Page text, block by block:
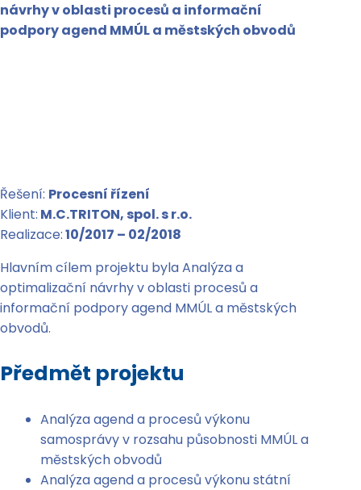
návrhy v oblasti procesů a informační
podpory agend MMÚL a městských obvodů
Řešení: Procesní řízení
Klient: M.C.TRITON, spol. s r.o.
Realizace:10/2017 – 02/2018
Hlavním cílem projektu byla Analýza a
optimalizační návrhy v oblasti procesů a
informační podpory agend MMÚL a městských
obvodů.
Předmět projektu
Analýza agend a procesů výkonu
samosprávy v rozsahu působnosti MMÚL a
městských obvodů
Analýza agend a procesů výkonu státní